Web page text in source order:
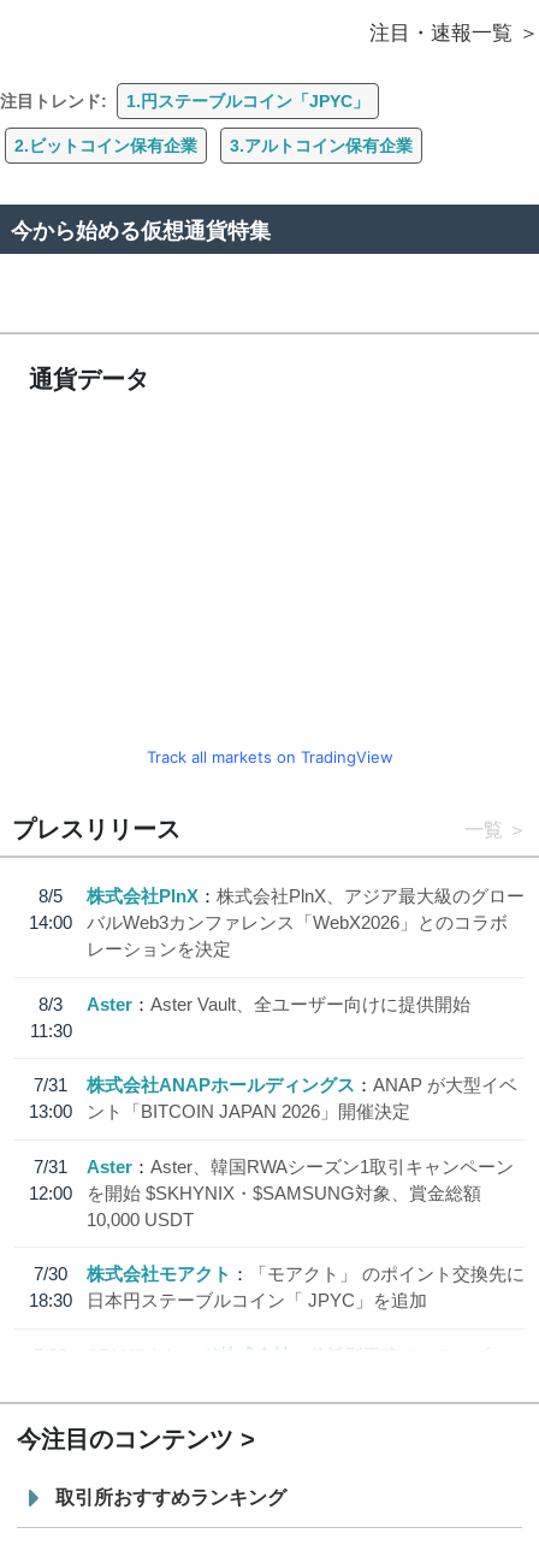
注目・速報一覧
注目トレンド: 1.円ステーブルコイン「JPYC」
2.ビットコイン保有企業 3.アルトコイン保有企業
今から始める仮想通貨特集
通貨データ
Track all markets on TradingView
プレスリリース 一覧
8/5
14:00
株式会社PlnX
株式会社PlnX、アジア最大級のグロー
バルWeb3カンファレンス「WebX2026」とのコラボ
レーションを決定
8/3
11:30
Aster Aster Vault、全ユーザー向けに提供開始
7/31
13:00
株式会社ANAPホールディングス
ANAP が大型イベ
ント「BITCOIN JAPAN 2026」開催決定
7/31
12:00
Aster
Aster、韓国RWAシーズン1取引キャンペーン
を開始 $SKHYNIX・$SAMSUNG対象、賞金総額
10,000 USDT
7/30
18:30
株式会社モアクト
「モアクト」 のポイント交換先に
日本円ステーブルコイン「 JPYC」を追加
7/29
SBI VCトレード株式会社
信託型円建てステーブル
今注目のコンテンツ
取引所おすすめランキング